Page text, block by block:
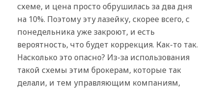
схеме, и цена просто обрушилась за два дня
на 10%. Поэтому эту лазейку, скорее всего, с
понедельника уже закроют, и есть
вероятность, что будет коррекция. Как-то так.
Насколько это опасно? Из-за использования
такой схемы этим брокерам, которые так
делали, и тем управляющим компаниям,